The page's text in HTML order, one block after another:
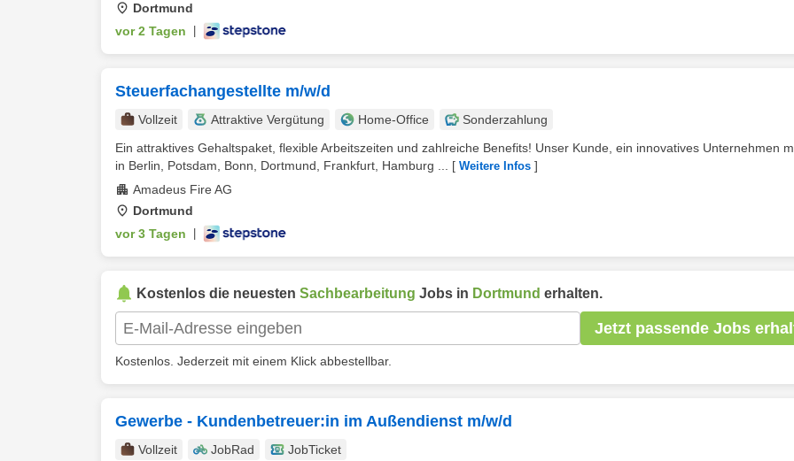
Dortmund
vor 2 Tagen
Steuerfachangestellte m/w/d
Vollzeit Attraktive Vergütung Home-Office
Sonderzahlung
Ein attraktives Gehaltspaket, flexible Arbeitszeiten und zahlreiche Benefits! Unser Kunde, ein innovatives Unternehmen
in Berlin, Potsdam, Bonn, Dortmund, Frankfurt, Hamburg ...
[ Weitere Infos ]
Amadeus Fire AG
Dortmund
vor 3 Tagen
Kostenlos die neuesten Sachbearbeitung Jobs in Dortmund erhalten.
Jetzt passende Jobs
Kostenlos. Jederzeit mit einem Klick abbestellbar.
Gewerbe - Kundenbetreuer:in im Außendienst m/w/d
Vollzeit JobRad
JobTicket